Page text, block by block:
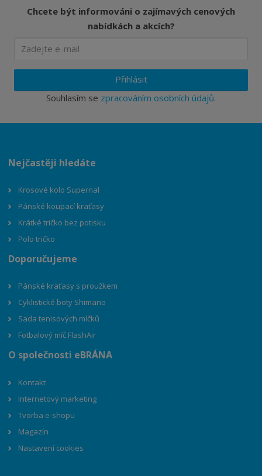
Chcete být informováni o zajímavých cenových
nabídkách a akcích?
Přihlásit
Souhlasím se zpracováním osobních údajů.
Nejčastěji hledáte
Krosové kolo Supernal
Pánské koupací kraťasy
Krátké tričko bez potisku
Polo tričko
Doporučujeme
Pánské kraťasy s proužkem
Cyklistické boty Shimano
Sada tenisových míčků
Fotbalový míč FlashAir
O společnosti eBRÁNA
Kontakt
Internetový marketing
Tvorba e-shopu
Magazín
Nastavení cookies